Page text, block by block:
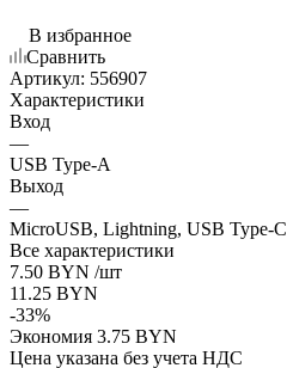
В избранное
Сравнить
Артикул: 556907
Характеристики
Вход
—
USB Type-A
Выход
—
MicroUSB, Lightning, USB Type-C
Все характеристики
7.50 BYN /шт
11.25 BYN
-33%
Экономия 3.75 BYN
Цена указана без учета НДС